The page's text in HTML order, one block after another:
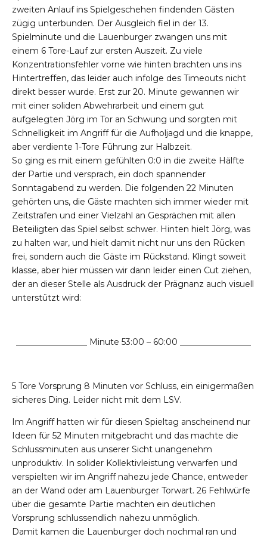
zweiten Anlauf ins Spielgeschehen findenden Gästen
zügig unterbunden. Der Ausgleich fiel in der 13.
Spielminute und die Lauenburger zwangen uns mit
einem 6 Tore-Lauf zur ersten Auszeit. Zu viele
Konzentrationsfehler vorne wie hinten brachten uns ins
Hintertreffen, das leider auch infolge des Timeouts nicht
direkt besser wurde. Erst zur 20. Minute gewannen wir
mit einer soliden Abwehrarbeit und einem gut
aufgelegten Jörg im Tor an Schwung und sorgten mit
Schnelligkeit im Angriff für die Aufholjagd und die knappe,
aber verdiente 1-Tore Führung zur Halbzeit.
So ging es mit einem gefühlten 0:0 in die zweite Hälfte
der Partie und versprach, ein doch spannender
Sonntagabend zu werden. Die folgenden 22 Minuten
gehörten uns, die Gäste machten sich immer wieder mit
Zeitstrafen und einer Vielzahl an Gesprächen mit allen
Beteiligten das Spiel selbst schwer. Hinten hielt Jörg, was
zu halten war, und hielt damit nicht nur uns den Rücken
frei, sondern auch die Gäste im Rückstand. Klingt soweit
klasse, aber hier müssen wir dann leider einen Cut ziehen,
der an dieser Stelle als Ausdruck der Prägnanz auch visuell
unterstützt wird:
_________________ Minute 53:00 – 60:00 _________________
5 Tore Vorsprung 8 Minuten vor Schluss, ein einigermaßen
sicheres Ding. Leider nicht mit dem LSV.
Im Angriff hatten wir für diesen Spieltag anscheinend nur
Ideen für 52 Minuten mitgebracht und das machte die
Schlussminuten aus unserer Sicht unangenehm
unproduktiv. In solider Kollektivleistung verwarfen und
verspielten wir im Angriff nahezu jede Chance, entweder
an der Wand oder am Lauenburger Torwart. 26 Fehlwürfe
über die gesamte Partie machten ein deutlichen
Vorsprung schlussendlich nahezu unmöglich.
Damit kamen die Lauenburger doch nochmal ran und